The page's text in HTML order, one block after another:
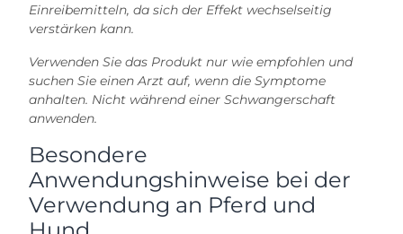
Einreibemitteln, da sich der Effekt wechselseitig
verstärken kann.
Verwenden Sie das Produkt nur wie empfohlen und
suchen Sie einen Arzt auf, wenn die Symptome
anhalten. Nicht während einer Schwangerschaft
anwenden.
Besondere
Anwendungshinweise bei der
Verwendung an Pferd und